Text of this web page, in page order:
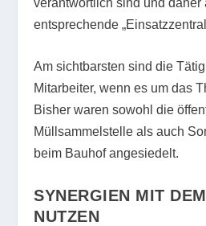
entsprechende
Am sichtbarsten sind die
Mitarbeiter, wenn es um das
Bisher waren sowohl die
Müllsammelstelle als auch
beim Bauhof angesiedelt.
SYNERGIEN MIT
NUTZEN